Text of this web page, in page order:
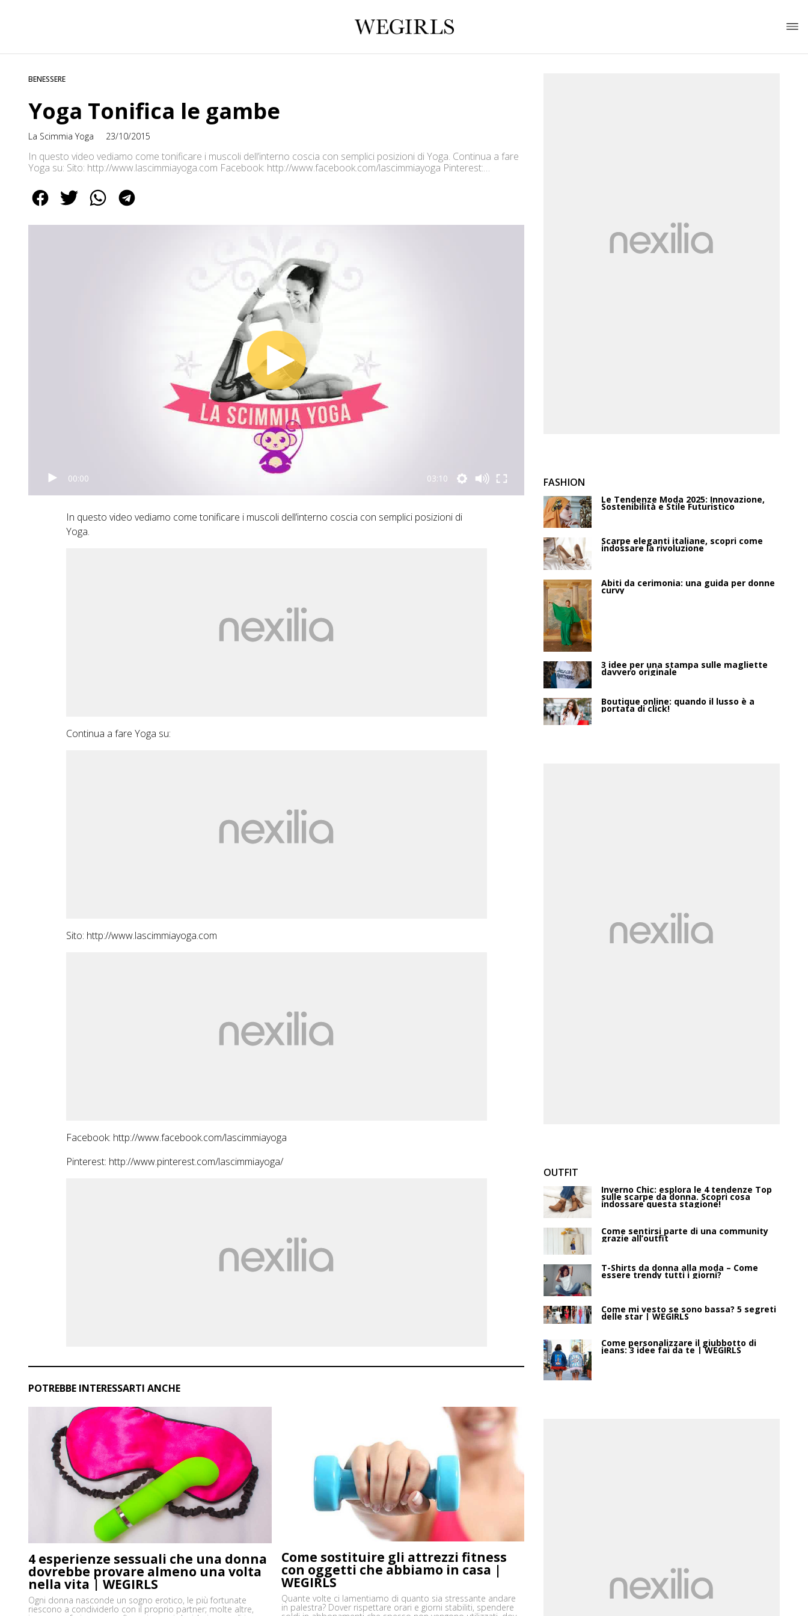
BENESSERE
Yoga Tonifica le gambe
La Scimmia Yoga 23/10/2015
In questo video vediamo come tonificare i muscoli dell’interno coscia con semplici posizioni di Yoga. Continua a fare
Yoga su: Sito: http://www.lascimmiayoga.com Facebook: http://www.facebook.com/lascimmiayoga Pinterest:
00:00 03:10
In questo video vediamo come tonificare i muscoli dell’interno coscia con semplici posizioni di
Yoga.
Continua a fare Yoga su:
Sito: http://www.lascimmiayoga.com
Facebook: http://www.facebook.com/lascimmiayoga
Pinterest: http://www.pinterest.com/lascimmiayoga/
POTREBBE INTERESSARTI ANCHE
4 esperienze sessuali che una donna
dovrebbe provare almeno una volta
nella vita | WEGIRLS
Ogni donna nasconde un sogno erotico, le più fortunate
riescono a condividerlo con il proprio partner; molte altre,
Come sostituire gli attrezzi fitness
con oggetti che abbiamo in casa |
WEGIRLS
Quante volte ci lamentiamo di quanto sia stressante andare
in palestra? Dover rispettare orari e giorni stabiliti, spendere
FASHION
Le Tendenze Moda 2025: Innovazione,
Sostenibilità e Stile Futuristico
Scarpe eleganti italiane, scopri come
indossare la rivoluzione
Abiti da cerimonia: una guida per donne
curvy
3 idee per una stampa sulle magliette
davvero originale
Boutique online: quando il lusso è a
portata di click!
OUTFIT
Inverno Chic: esplora le 4 tendenze Top
sulle scarpe da donna. Scopri cosa
indossare questa stagione!
Come sentirsi parte di una community
grazie all’outfit
T-Shirts da donna alla moda – Come
essere trendy tutti i giorni?
Come mi vesto se sono bassa? 5 segreti
delle star | WEGIRLS
Come personalizzare il giubbotto di
jeans: 3 idee fai da te | WEGIRLS